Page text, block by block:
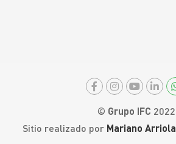
© Grupo IFC 2022
Sitio realizado por Mariano Arriola